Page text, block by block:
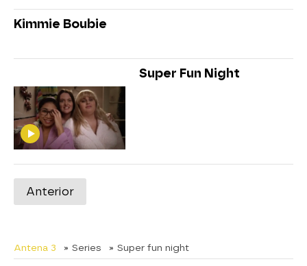
Kimmie Boubie
Super Fun Night
Anterior
Antena 3 » Series » Super fun night